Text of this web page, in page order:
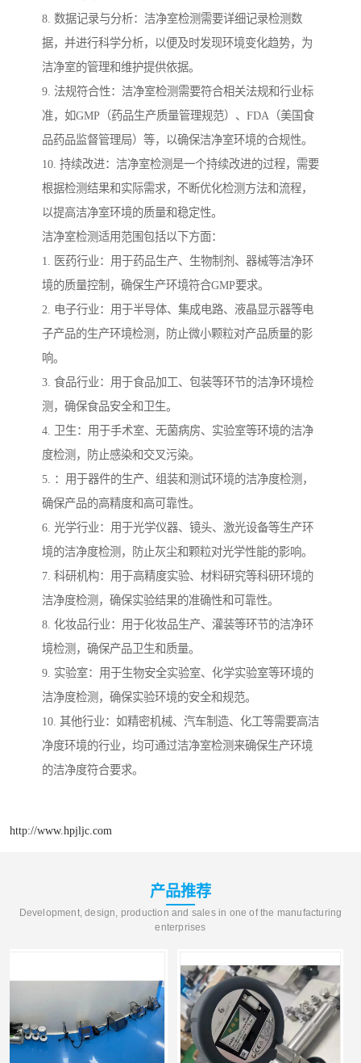
8. 数据记录与分析：洁净室检测需要详细记录检测数
据，并进行科学分析，以便及时发现环境变化趋势，为
洁净室的管理和维护提供依据。
9. 法规符合性：洁净室检测需要符合相关法规和行业标
准，如GMP（药品生产质量管理规范）、FDA（美国食
品药品监督管理局）等，以确保洁净室环境的合规性。
10. 持续改进：洁净室检测是一个持续改进的过程，需要
根据检测结果和实际需求，不断优化检测方法和流程，
以提高洁净室环境的质量和稳定性。
洁净室检测适用范围包括以下方面：
1. 医药行业：用于药品生产、生物制剂、器械等洁净环
境的质量控制，确保生产环境符合GMP要求。
2. 电子行业：用于半导体、集成电路、液晶显示器等电
子产品的生产环境检测，防止微小颗粒对产品质量的影
响。
3. 食品行业：用于食品加工、包装等环节的洁净环境检
测，确保食品安全和卫生。
4. 卫生：用于手术室、无菌病房、实验室等环境的洁净
度检测，防止感染和交叉污染。
5. ：用于器件的生产、组装和测试环境的洁净度检测，
确保产品的高精度和高可靠性。
6. 光学行业：用于光学仪器、镜头、激光设备等生产环
境的洁净度检测，防止灰尘和颗粒对光学性能的影响。
7. 科研机构：用于高精度实验、材料研究等科研环境的
洁净度检测，确保实验结果的准确性和可靠性。
8. 化妆品行业：用于化妆品生产、灌装等环节的洁净环
境检测，确保产品卫生和质量。
9. 实验室：用于生物安全实验室、化学实验室等环境的
洁净度检测，确保实验环境的安全和规范。
10. 其他行业：如精密机械、汽车制造、化工等需要高洁
净度环境的行业，均可通过洁净室检测来确保生产环境
的洁净度符合要求。
http://www.hpjljc.com
产品推荐
Development, design, production and sales in one of the manufacturing
enterprises